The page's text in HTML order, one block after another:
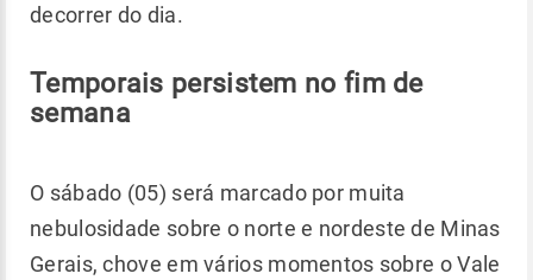
decorrer do dia.
Temporais persistem no fim de
semana
O sábado (05) será marcado por muita
nebulosidade sobre o norte e nordeste de Minas
Gerais, chove em vários momentos sobre o Vale